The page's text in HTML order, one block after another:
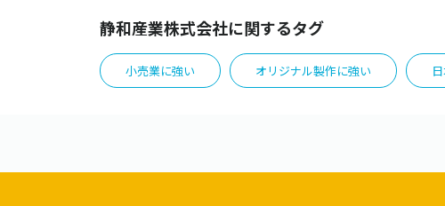
静和産業株式会社に関するタグ
小売業に強い オリジナル製作に強い